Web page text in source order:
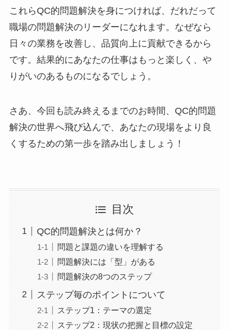
これらQC的問題解決を身につければ、だれだって
職場の問題解決のリーダーになれます。なぜなら
日々の業務を改善し、品質向上に貢献できるから
です。結果的にあなたの仕事はもっと楽しく、や
りがいのあるものになるでしょう。
さあ、今回も読み終えるまでのお時間、QC的問題
解決の世界へ飛び込んで、あなたの現場をより良
くするための第一歩を踏み出しましょう！
目次
QC的問題解決とは何か？
問題と課題の違いを理解する
問題解決には「型」がある
問題解決の8つのステップ
ステップ毎のポイントについて
ステップ1：テーマの選定
ステップ2：現状の把握と目標の設定